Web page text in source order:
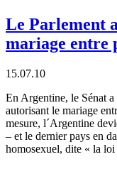
Le Parlement
mariage entre
15.07.10
En Argentine, le Sénat
autorisant le mariage
mesure, l´Argentine
– et le dernier pays en
homosexuel, dite « la